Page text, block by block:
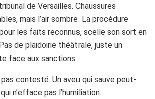
de Versailles. Chaussures
mais l’air sombre. La procédure
les faits reconnus, scelle son sort en
de plaidoirie théâtrale, juste un
face aux sanctions.
pas contesté. Un aveu qui sauve peut-
n’efface pas l’humiliation.